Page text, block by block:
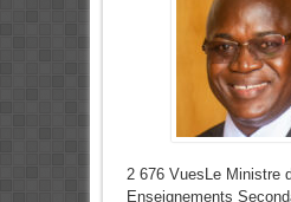
2 676 VuesLe Ministre
Enseignements